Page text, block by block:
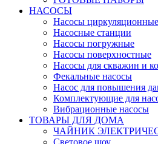
НАСОСЫ
Насосы циркуляционные
Насосные станции
Насосы погружные
Насосы поверхностные
Насосы для скважин и
Фекальные насосы
Насос для повышения
Комплектующие для
Вибрационные насосы
ТОВАРЫ ДЛЯ ДОМА
ЧАЙНИК
Световое шоу